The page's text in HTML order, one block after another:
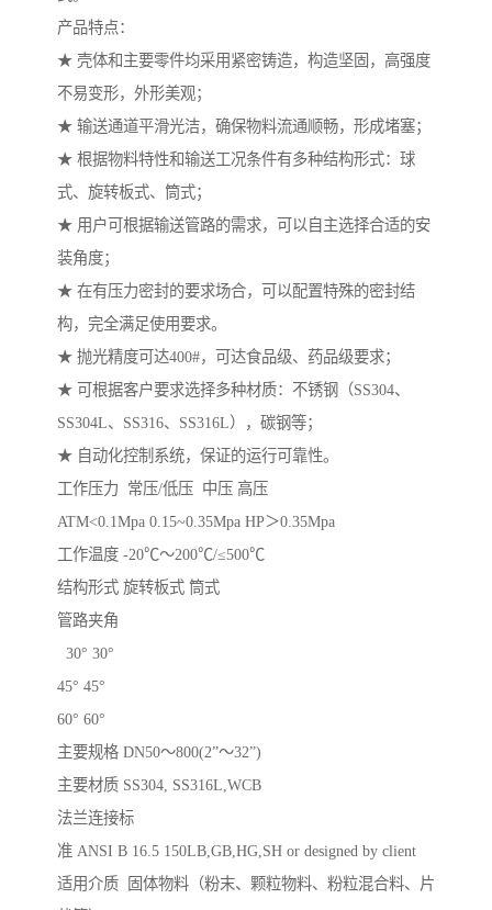
产品特点：
★ 壳体和主要零件均采用紧密铸造，构造坚固，高强度
不易变形，外形美观；
★ 输送通道平滑光洁，确保物料流通顺畅，形成堵塞；
★ 根据物料特性和输送工况条件有多种结构形式：球
式、旋转板式、筒式；
★ 用户可根据输送管路的需求，可以自主选择合适的安
装角度；
★ 在有压力密封的要求场合，可以配置特殊的密封结
构，完全满足使用要求。
★ 抛光精度可达400#，可达食品级、药品级要求；
★ 可根据客户要求选择多种材质：不锈钢（SS304、
SS304L、SS316、SS316L），碳钢等；
★ 自动化控制系统，保证的运行可靠性。
工作压力 常压/低压 中压 高压
ATM<0.1Mpa 0.15~0.35Mpa HP＞0.35Mpa
工作温度 -20℃～200℃/≤500℃
结构形式 旋转板式 筒式
管路夹角
30° 30°
45° 45°
60° 60°
主要规格 DN50～800(2”～32”)
主要材质 SS304, SS316L,WCB
法兰连接标
准 ANSI B 16.5 150LB,GB,HG,SH or designed by client
适用介质 固体物料（粉末、颗粒物料、粉粒混合料、片